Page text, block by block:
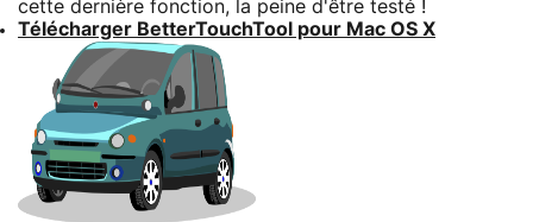
cette dernière fonction, la peine d'être testé !
Télécharger BetterTouchTool pour Mac OS X